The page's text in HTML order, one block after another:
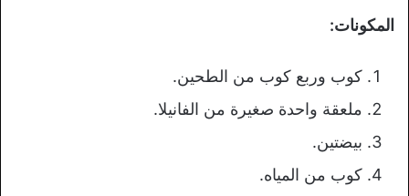
المكونات:
كوب وربع كوب من الطحين.
ملعقة واحدة صغيرة من الفانيلا.
بيضتين.
كوب من المياه.